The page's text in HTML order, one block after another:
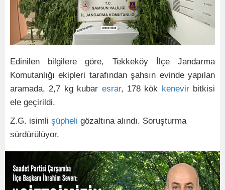
Edinilen bilgilere göre, Tekkeköy İlçe Jandarma
Komutanlığı ekipleri tarafından şahsın evinde yapılan
aramada, 2,7 kg kubar esrar, 178 kök kenevirbitkisi
ele geçirildi.
Z.G. isimli şüpheli gözaltına alındı. Soruşturma
sürdürülüyor.